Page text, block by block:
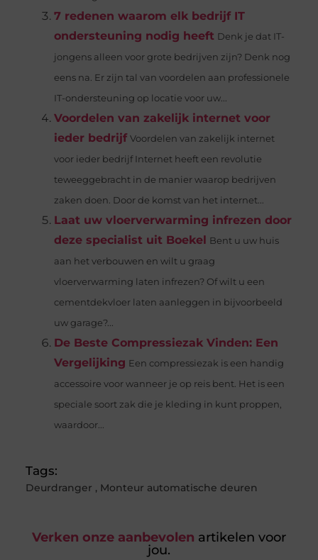
7 redenen waarom elk bedrijf IT
ondersteuning nodig heeft Denk je dat IT-
jongens alleen voor grote bedrijven zijn? Denk nog
eens na. Er zijn tal van voordelen aan professionele
IT-ondersteuning op locatie voor uw...
Voordelen van zakelijk internet voor
ieder bedrijf Voordelen van zakelijk internet
voor ieder bedrijf Internet heeft een revolutie
teweeggebracht in de manier waarop bedrijven
zaken doen. Door de komst van het internet...
Laat uw vloerverwarming infrezen door
deze specialist uit Boekel Bent u uw huis
aan het verbouwen en wilt u graag
vloerverwarming laten infrezen? Of wilt u een
cementdekvloer laten aanleggen in bijvoorbeeld
uw garage?...
De Beste Compressiezak Vinden: Een
Vergelijking Een compressiezak is een handig
accessoire voor wanneer je op reis bent. Het is een
speciale soort zak die je kleding in kunt proppen,
waardoor...
Tags:
Deurdranger , Monteur automatische deuren
Verken onze aanbevolen artikelen voor
jou.